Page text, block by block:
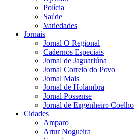
Polícia
Saúde
Variedades
Jornais
Jornal O Regional
Cadernos Especiais
Jornal de Jaguariúna
Jornal Correio do Povo
Jornal Mais
Jornal de Holambra
Jornal Possense
Jornal de Engenheiro Coelho
Cidades
Amparo
Artur Nogueira